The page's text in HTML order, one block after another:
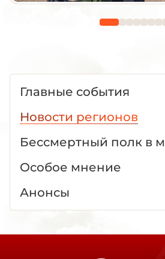
Главные события
Новости регионов
Бессмертный полк в
Особое мнение
Анонсы